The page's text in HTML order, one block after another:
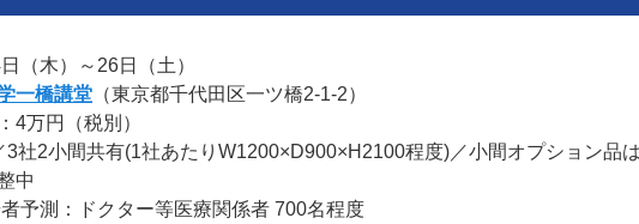
木）～26日（土）
一橋講堂 （東京都千代田区一ツ橋2-1-2）
万円（税別）
2小間共有(1社あたりW1200×D900×H2100程度)／小間オプション品
中
予測：ドクター等医療関係者 700名程度